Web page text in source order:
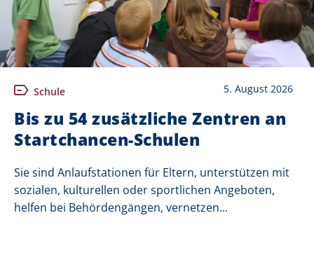
Schule 5. August 2026
Bis zu 54 zusätzliche Zentren an
Startchancen-Schulen
Sie sind Anlaufstationen für Eltern, unterstützen mit
sozialen, kulturellen oder sportlichen Angeboten,
helfen bei Behördengängen, vernetzen...